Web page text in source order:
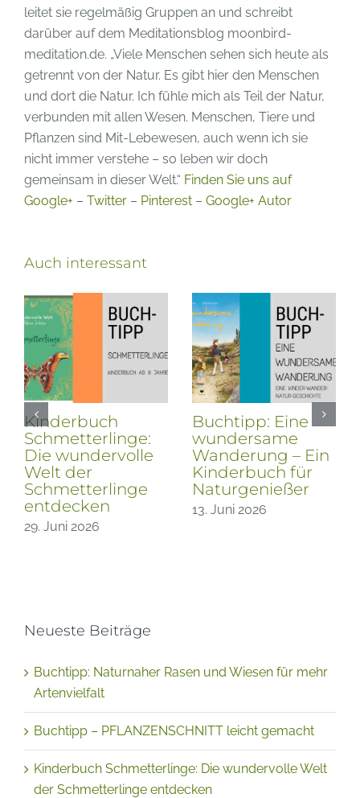
leitet sie regelmäßig Gruppen an und schreibt
darüber auf dem Meditationsblog moonbird-
meditation.de. „Viele Menschen sehen sich heute als
getrennt von der Natur. Es gibt hier den Menschen
und dort die Natur. Ich fühle mich als Teil der Natur,
verbunden mit allen Wesen. Menschen, Tiere und
Pflanzen sind Mit-Lebewesen, auch wenn ich sie
nicht immer verstehe – so leben wir doch
gemeinsam in dieser Welt.“ Finden Sie uns auf
Google+ – Twitter – Pinterest – Google+ Autor
Auch interessant
Buchtipp – Unter
den Wolken, eine
außergewöhnliche
Deutschlandreise
10. Juni 2026
Buchtipp – Mit
REGROW aus
Pflanzenresten
Gemüse und
mehr
nachwachsen
Buchtipp: Naturnaher Rasen und Wiesen für mehr
Artenvielfalt
Buchtipp – PFLANZENSCHNITT leicht gemacht
Kinderbuch Schmetterlinge: Die wundervolle Welt